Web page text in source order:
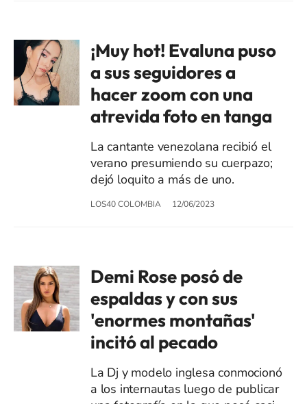
¡Muy hot! Evaluna puso
a sus seguidores a
hacer zoom con una
atrevida foto en tanga
La cantante venezolana recibió el
verano presumiendo su cuerpazo;
dejó loquito a más de uno.
LOS40 COLOMBIA 12/06/2023
Demi Rose posó de
espaldas y con sus
'enormes montañas'
incitó al pecado
La Dj y modelo inglesa conmocionó
a los internautas luego de publicar